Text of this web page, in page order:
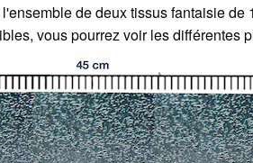
de deux tissus fantaisie de
vous pourrez voir les différentes